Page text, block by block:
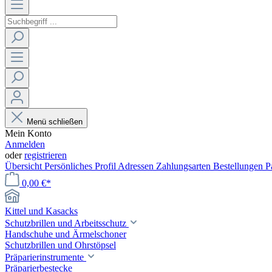
Menü schließen
Mein Konto
Anmelden
oderregistrieren
Übersicht Persönliches Profil Adressen Zahlungsarten Bestellungen
0,00 €*
Kittel und Kasacks
Schutzbrillen und Arbeitsschutz
Handschuhe und Ärmelschoner
Schutzbrillen und Ohrstöpsel
Präparierinstrumente
Präparierbestecke